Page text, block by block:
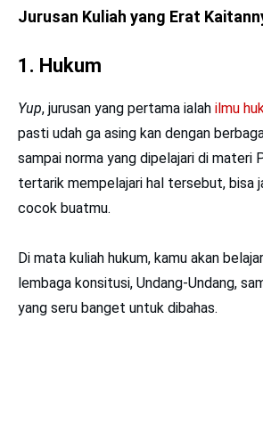
Jurusan Kuliah yang Erat
1. Hukum
Yup, jurusan yang pertama ialah ilmu
pasti udah ga asing kan dengan
sampai norma yang dipelajari di materi
tertarik mempelajari hal tersebut, bisa
cocok buatmu.
Di mata kuliah hukum, kamu akan
lembaga konsitusi, Undang-Undang,
yang seru banget untuk dibahas.